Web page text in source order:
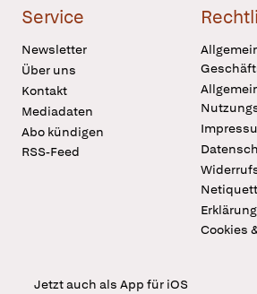
Service
Newsletter
Über uns
Kontakt
Mediadaten
Abo kündigen
RSS-Feed
Cookies
Jetzt auch als App für iOS